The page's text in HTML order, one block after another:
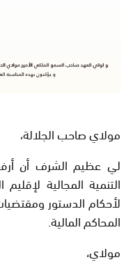
مولاي صاحب الجلالة،
لي عظيم الشرف أن أرفع
التنمية المجالية
المحاكم المالية.
مولاي،